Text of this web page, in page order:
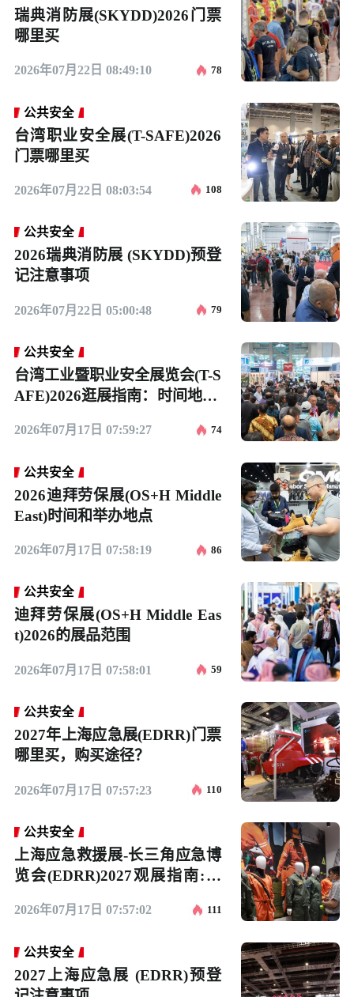
瑞典消防展(SKYDD)2026门票
哪里买
2026年07月22日 08:49:10 78
公共安全
台湾职业安全展(T-SAFE)2026
门票哪里买
2026年07月22日 08:03:54 108
公共安全
2026瑞典消防展 (SKYDD)预登
记注意事项
2026年07月22日 05:00:48 79
公共安全
台湾工业暨职业安全展览会(T-S
AFE)2026逛展指南：时间地点/
2026年07月17日 07:59:27 74
公共安全
2026迪拜劳保展(OS+H Middle
East)时间和举办地点
2026年07月17日 07:58:19 86
公共安全
迪拜劳保展(OS+H Middle Eas
t)2026的展品范围
2026年07月17日 07:58:01 59
公共安全
2027年上海应急展(EDRR)门票
哪里买，购买途径？
2026年07月17日 07:57:23 110
公共安全
上海应急救援展-长三角应急博
览会(EDRR)2027观展指南:时
2026年07月17日 07:57:02 111
公共安全
2027上海应急展 (EDRR)预登